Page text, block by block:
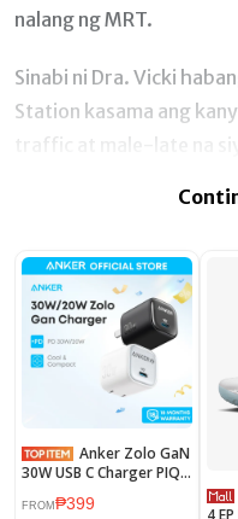
nalang ng MRT.
Sinabi ni Dra. Vicki
Station kasama ang
traffic at male-late na
Anker Zolo GaN
30W USB C Charger PIQ
FastCharger for iPhone
FROM ₱399
4